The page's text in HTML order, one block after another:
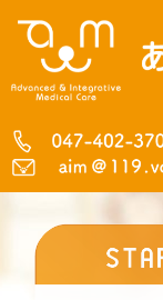
ス
ッ
プ